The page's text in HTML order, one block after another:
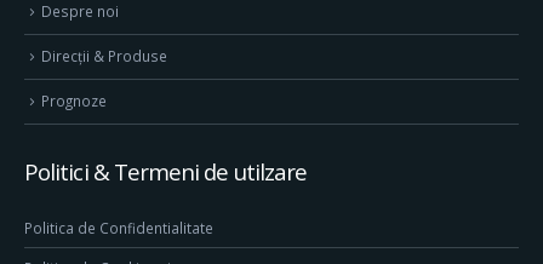
Despre noi
Direcţii & Produse
Prognoze
Politici & Termeni de utilzare
Politica de Confidentialitate